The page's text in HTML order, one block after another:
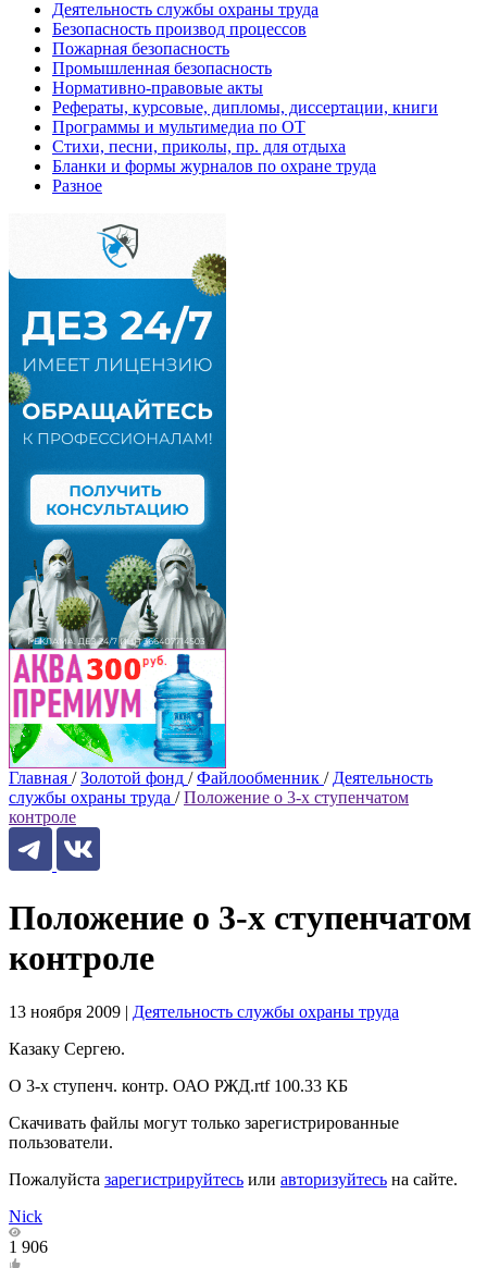
Деятельность службы охраны труда
Безопасность производ процессов
Пожарная безопасность
Промышленная безопасность
Нормативно-правовые акты
Рефераты, курсовые, дипломы, диссертации, книги
Программы и мультимедиа по ОТ
Стихи, песни, приколы, пр. для отдыха
Бланки и формы журналов по охране труда
Разное
Главная / Золотой фонд / Файлообменник / Деятельность
службы охраны труда / Положение о 3-х ступенчатом
контроле
Положение о 3-х ступенчатом
контроле
13 ноября 2009 | Деятельность службы охраны труда
Казаку Сергею.
О 3-х ступенч. контр. ОАО РЖД.rtf 100.33 КБ
Скачивать файлы могут только зарегистрированные
пользователи.
Пожалуйста зарегистрируйтесь или авторизуйтесь на сайте.
Nick
1 906